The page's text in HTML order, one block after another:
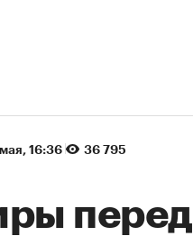
16:36
36 795
перед